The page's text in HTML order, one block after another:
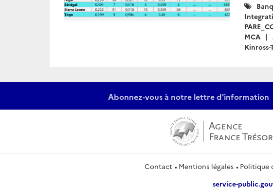
:
MCA
Kinross-
Abonnez-vous à notre lettre d'information
Contact Mentions légales Politique
service-